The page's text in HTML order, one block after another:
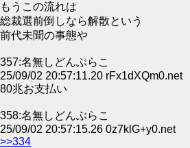
もうこの流れは
総裁選前倒しなら解散という
前代未聞の事態や
357:名無しどんぶらこ
25/09/02 20:57:11.20 rFx1dXQm0.net
80兆お支払い
358:名無しどんぶらこ
25/09/02 20:57:15.26 0z7klG+y0.net
>>334